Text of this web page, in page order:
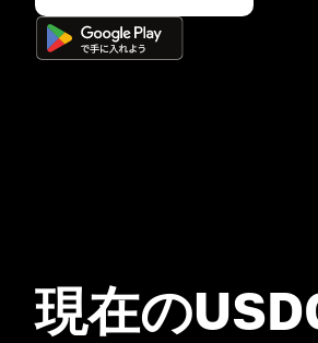
現在の